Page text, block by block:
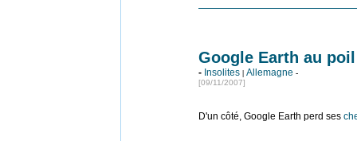
Google Earth au poil
- Insolites | Allemagne -
[09/11/2007]
D'un côté, Google Earth perd ses